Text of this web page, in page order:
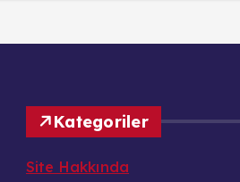
Kategoriler
Site Hakkında